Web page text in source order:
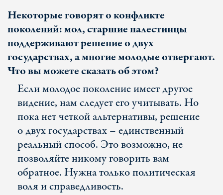
Некоторые говорят о конфликте
поколений: мол, старшие палестинцы
поддерживают решение о двух
государствах, а многие молодые отвергают.
Что вы можете сказать об этом?
Если молодое поколение имеет другое
видение, нам следует его учитывать. Но
пока нет четкой альтернативы, решение
о двух государствах – единственный
реальный способ. Это возможно, не
позволяйте никому говорить вам
обратное. Нужна только политическая
воля и справедливость.